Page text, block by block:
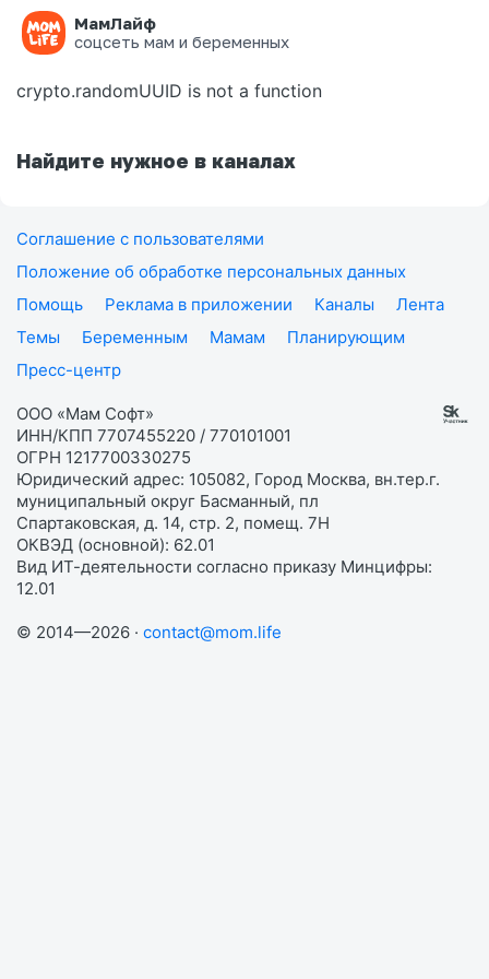
МамЛайф
соцсеть мам и беременных
Ошибка на странице
crypto.randomUUID is not a function
Найдите нужное в каналах
Соглашение с пользователями
Положение об обработке персональных данных
Помощь
Реклама в приложении Каналы
Лента
Темы
Беременным Мамам
Планирующим
Пресс-центр
ООО «Мам Софт»
ИНН/КПП 7707455220 / 770101001
ОГРН 1217700330275
Юридический адрес: 105082, Город Москва, вн.тер.г.
муниципальный округ Басманный, пл
Спартаковская, д. 14, стр. 2, помещ. 7Н
ОКВЭД (основной): 62.01
Вид ИТ-деятельности согласно приказу Минцифры:
12.01
© 2014—2026 · contact@mom.life